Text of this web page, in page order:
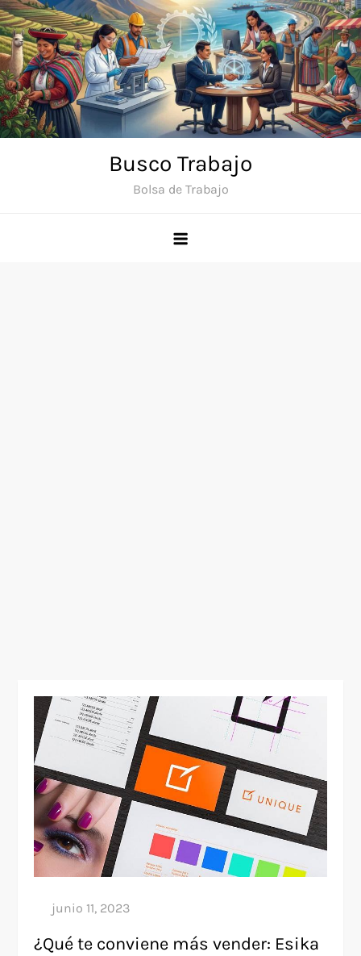
Saltar
al
contenido
Busco Trabajo
Bolsa de Trabajo
¿Qué te conviene más vender: Esika